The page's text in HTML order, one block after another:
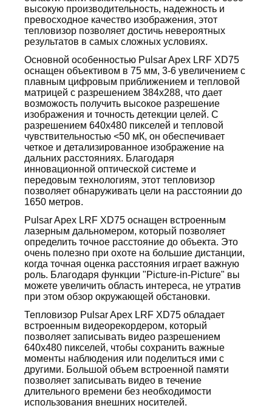
высокую производительность, надежность и
превосходное качество изображения, этот
тепловизор позволяет достичь невероятных
результатов в самых сложных условиях.
Основной особенностью Pulsar Apex LRF XD75
оснащен объективом в 75 мм, 3-6 увеличением с
плавным цифровым приближением и тепловой
матрицей с разрешением 384x288, что дает
возможость получить высокое разрешение
изображения и точность детекции целей. С
разрешением 640x480 пикселей и тепловой
чувствительностью <50 мК, он обеспечивает
четкое и детализированное изображение на
дальних расстояниях. Благодаря
инновационной оптической системе и
передовым технологиям, этот тепловизор
позволяет обнаруживать цели на расстоянии до
1650 метров.
Pulsar Apex LRF XD75 оснащен встроенным
лазерным дальномером, который позволяет
определить точное расстояние до объекта. Это
очень полезно при охоте на большие дистанции,
когда точная оценка расстояния играет важную
роль. Благодаря функции "Picture-in-Picture" вы
можете увеличить область интереса, не утратив
при этом обзор окружающей обстановки.
Тепловизор Pulsar Apex LRF XD75 обладает
встроенным видеорекордером, который
позволяет записывать видео разрешением
640x480 пикселей, чтобы сохранить важные
моменты наблюдения или поделиться ими с
другими. Большой объем встроенной памяти
позволяет записывать видео в течение
длительного времени без необходимости
использования внешних носителей.